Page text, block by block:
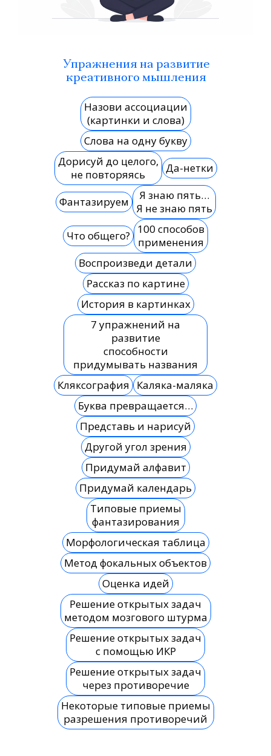
Упражнения на развитие
креативного мышления
Назови ассоциации
(картинки и слова)
Слова на одну букву
Дорисуй до целого,
не повторяясь
Да-нетки
Фантазируем
Я знаю пять…
Я не знаю пять
Что общего?
100 способов
применения
Воспроизведи детали
Рассказ по картине
История в картинках
7 упражнений на
развитие
способности
придумывать названия
Кляксография
Каляка-маляка
Буква превращается…
Представь и нарисуй
Другой угол зрения
Придумай алфавит
Придумай календарь
Типовые приемы
фантазирования
Морфологическая таблица
Метод фокальных объектов
Оценка идей
Решение открытых задач
методом мозгового штурма
Решение открытых задач
с помощью ИКР
Решение открытых задач
через противоречие
Некоторые типовые приемы
разрешения противоречий